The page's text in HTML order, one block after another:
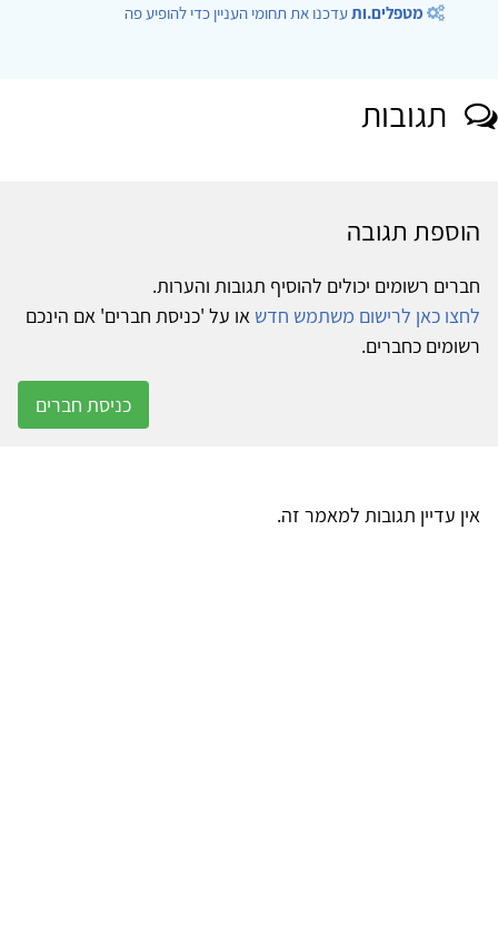
מטפלים.ותעדכנו את תחומי העניין כדי להופיע פה
תגובות
הוספת תגובה
חברים רשומים יכולים להוסיף תגובות והערות.
לחצו כאן לרישום משתמש חדש או על 'כניסת חברים' אם הינכם
רשומים כחברים.
כניסת חברים
אין עדיין תגובות למאמר זה.